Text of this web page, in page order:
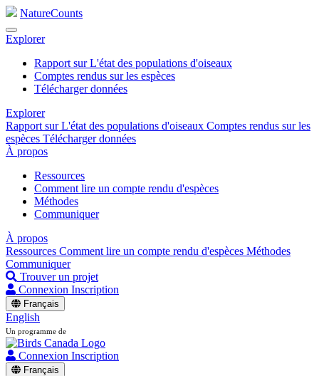
NatureCounts
Explorer
Rapport sur L'état des populations d'oiseaux
Comptes rendus sur les espèces
Télécharger données
Explorer
Rapport sur L'état des populations d'oiseaux Comptes rendus sur les
espèces Télécharger données
À propos
Ressources
Comment lire un compte rendu d'espèces
Méthodes
Communiquer
À propos
Ressources Comment lire un compte rendu d'espèces Méthodes
Communiquer
Trouver un projet
Connexion Inscription
Français
English
Un programme de
Connexion Inscription
Français